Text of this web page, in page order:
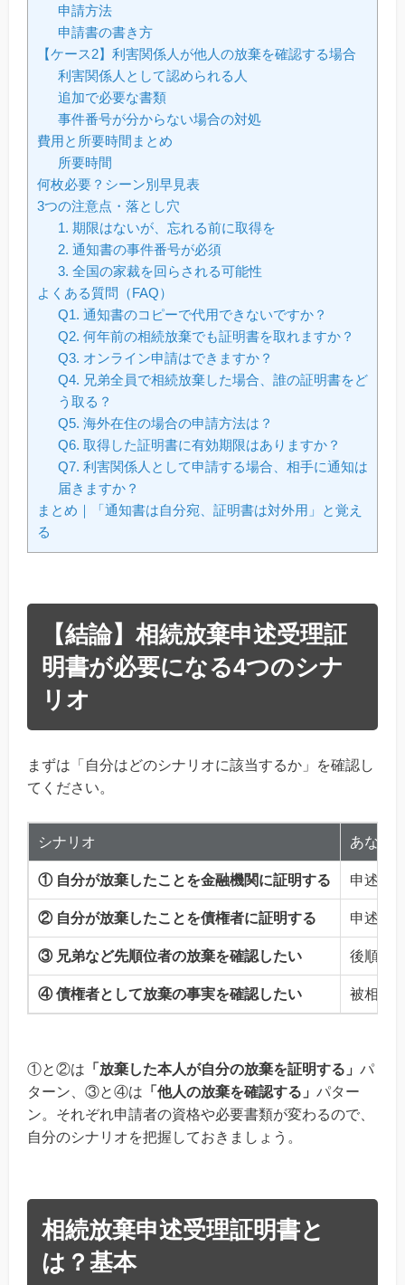
申請方法
申請書の書き方
【ケース2】利害関係人が他人の放棄を確認する場合
利害関係人として認められる人
追加で必要な書類
事件番号が分からない場合の対処
費用と所要時間まとめ
所要時間
何枚必要？シーン別早見表
3つの注意点・落とし穴
1. 期限はないが、忘れる前に取得を
2. 通知書の事件番号が必須
3. 全国の家裁を回らされる可能性
よくある質問（FAQ）
Q1. 通知書のコピーで代用できないですか？
Q2. 何年前の相続放棄でも証明書を取れますか？
Q3. オンライン申請はできますか？
Q4. 兄弟全員で相続放棄した場合、誰の証明書をど
う取る？
Q5. 海外在住の場合の申請方法は？
Q6. 取得した証明書に有効期限はありますか？
Q7. 利害関係人として申請する場合、相手に通知は
届きますか？
まとめ｜「通知書は自分宛、証明書は対外用」と覚え
る
【結論】相続放棄申述受理証
明書が必要になる4つのシナ
リオ
まずは「自分はどのシナリオに該当するか」を確認し
てください。
シナリオ あなた
① 自分が放棄したことを金融機関に証明する 申述人
② 自分が放棄したことを債権者に証明する 申述人
③ 兄弟など先順位者の放棄を確認したい 後順位
④ 債権者として放棄の事実を確認したい 被相続
①と②は 「放棄した本人が自分の放棄を証明する」 パ
ターン、③と④は 「他人の放棄を確認する」 パター
ン。それぞれ申請者の資格や必要書類が変わるので、
自分のシナリオを把握しておきましょう。
相続放棄申述受理証明書と
は？基本